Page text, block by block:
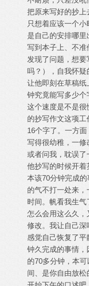
把原来写好的抄上
只想着应该一个小
是自己的安排哪
写到本子上、不
发现了问题，想
吗？），自我怀
让他即刻在草稿
钟究竟能写多少个
这个速度是不是
的抄写作文这项
16个字了。一方
写得很幼稚，一
或者问我，耽误了
他抄写的时候开着
本该70分钟完成
的气不打一处来
时间。帆看我生
怎么会用这么久
修改。我让自己深
感觉自己恢复了平
钟久完成的事情
的70多分钟，本
间、是你自由放